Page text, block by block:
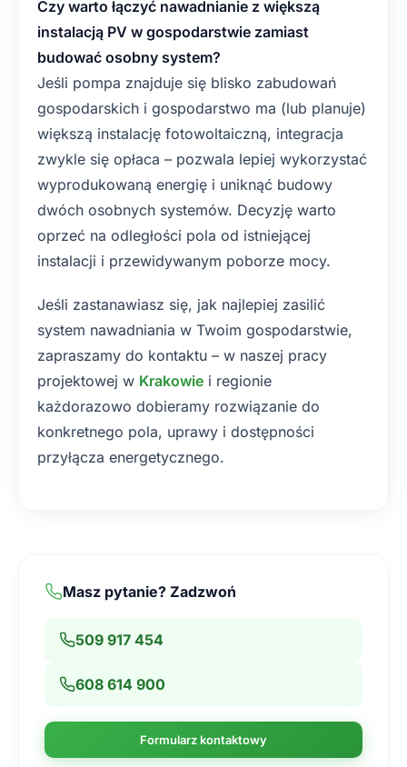
Czy warto łączyć nawadnianie z większą
instalacją PV w gospodarstwie zamiast
budować osobny system?
Jeśli pompa znajduje się blisko zabudowań
gospodarskich i gospodarstwo ma (lub planuje)
większą instalację fotowoltaiczną, integracja
zwykle się opłaca – pozwala lepiej wykorzystać
wyprodukowaną energię i uniknąć budowy
dwóch osobnych systemów. Decyzję warto
oprzeć na odległości pola od istniejącej
instalacji i przewidywanym poborze mocy.
Jeśli zastanawiasz się, jak najlepiej zasilić
system nawadniania w Twoim gospodarstwie,
zapraszamy do kontaktu – w naszej pracy
projektowej w Krakowie i regionie
każdorazowo dobieramy rozwiązanie do
konkretnego pola, uprawy i dostępności
przyłącza energetycznego.
Masz pytanie? Zadzwoń
509 917 454
608 614 900
Formularz kontaktowy